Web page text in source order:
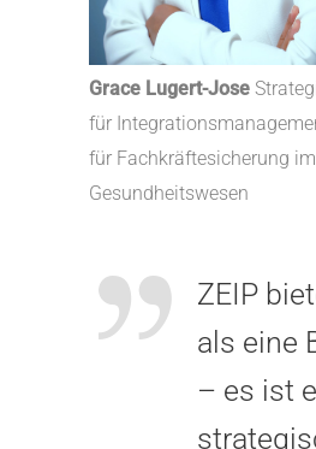
Grace Lugert-Jose
für
für Fachkräftesicherung im
Gesundheitswesen
ZEIP
als eine
– es ist